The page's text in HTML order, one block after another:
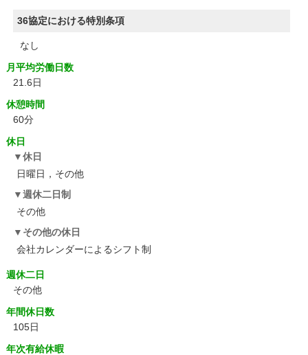
36協定における特別条項
なし
月平均労働日数
21.6日
休憩時間
60分
休日
休日
日曜日，その他
週休二日制
その他
その他の休日
会社カレンダーによるシフト制
週休二日
その他
年間休日数
105日
年次有給休暇